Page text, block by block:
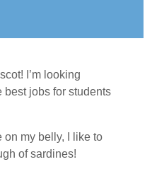
I’m looking
best jobs for students
on my belly, I like to
of sardines!